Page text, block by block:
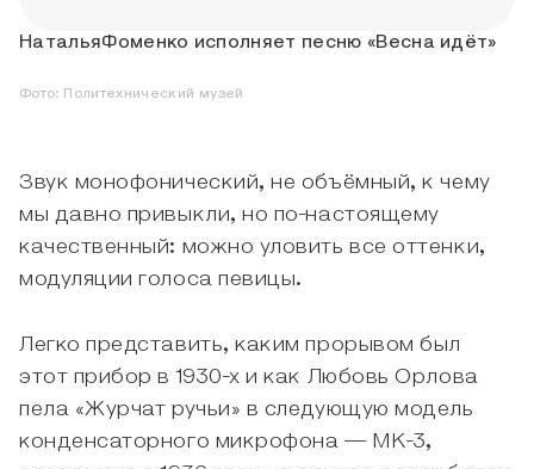
НатальяФоменко исполняет песню «Весна идёт»
Фото: Политехнический музей
Звук монофонический, не объёмный, к чему
мы давно привыкли, но по-настоящему
качественный: можно уловить все оттенки,
модуляции голоса певицы.
Легко представить, каким прорывом был
этот прибор в 1930-х и как Любовь Орлова
пела «Журчат ручьи» в следующую модель
конденсаторного микрофона — МК-3,